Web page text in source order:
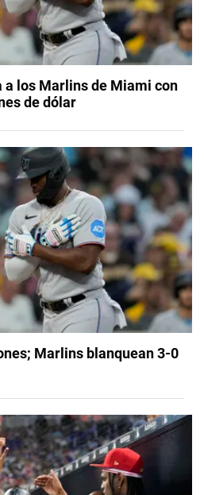
a los Marlins de Miami con
de dólar
Marlins blanquean 3-0